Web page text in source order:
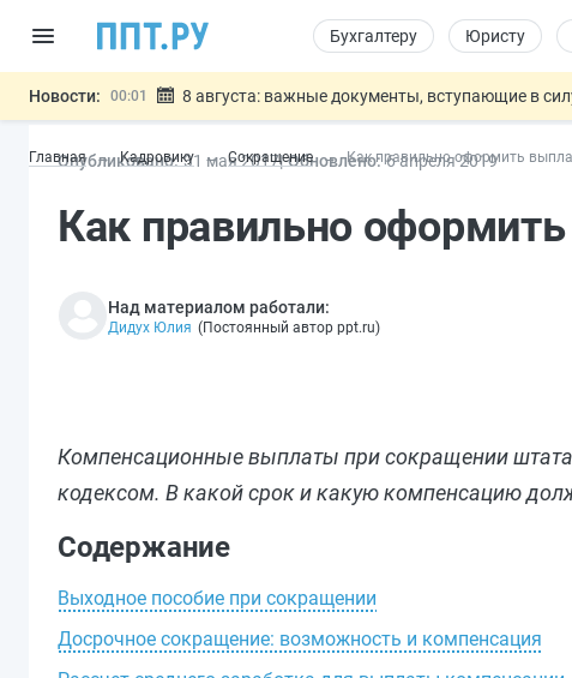
Бухгалтеру Юристу
Новости: 00:01 8 августа: важные документы, вступающие в
07.08 Дистанционную работу беременных пропишут в ТК
07.08
Важно Разработают единые критерии
Главная Кадровику Сокращение Как правильно оформить
Опубликовано: 31 мая 2017 Обновлено: 6 апреля2019
Как правильно
Над материалом работали:
Дидух Юлия (Постоянный автор ppt.ru)
Компенсационные выплаты при сокращении
кодексом. В какой срок и какую компенсацию
Содержание
Выходное пособие при сокращении
Досрочное сокращение: возможность и компенсация